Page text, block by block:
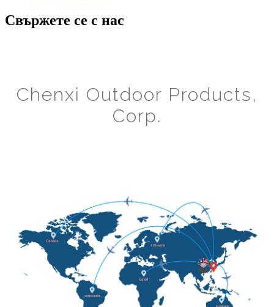
Свържете се с нас
Chenxi Outdoor Products,
Corp.